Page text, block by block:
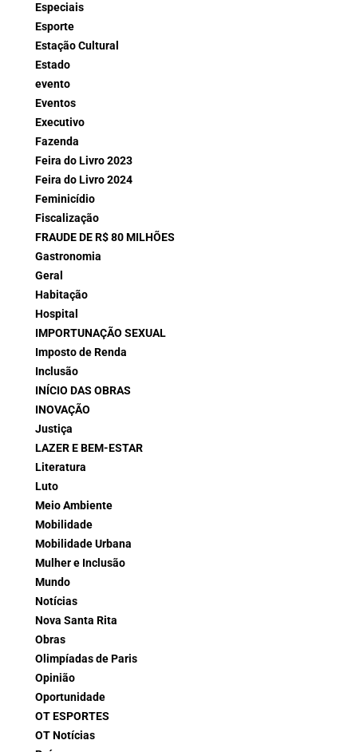
Especiais
Esporte
Estação Cultural
Estado
evento
Eventos
Executivo
Fazenda
Feira do Livro 2023
Feira do Livro 2024
Feminicídio
Fiscalização
FRAUDE DE R$ 80 MILHÕES
Gastronomia
Geral
Habitação
Hospital
IMPORTUNAÇÃO SEXUAL
Imposto de Renda
Inclusão
INÍCIO DAS OBRAS
INOVAÇÃO
Justiça
LAZER E BEM-ESTAR
Literatura
Luto
Meio Ambiente
Mobilidade
Mobilidade Urbana
Mulher e Inclusão
Mundo
Notícias
Nova Santa Rita
Obras
Olimpíadas de Paris
Opinião
Oportunidade
OT ESPORTES
OT Notícias